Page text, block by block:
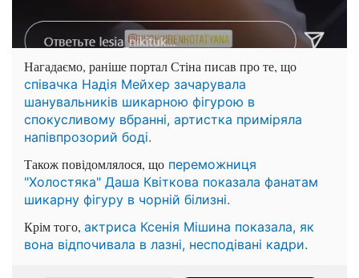
Нагадаємо, раніше портал Стіна писав про те, що
співачка Надія Мейхер зачарувала
шанувальників шикарною фігурою в
спокусливому вбранні, артистка приміряла
напівпрозорий боді.
Також повідомлялося, що переможниця
"Холостяка" Даша Квіткова показала фанатам
шикарну фігуру в чорній білизні.
Крім того, актриса Ксенія Мішина показала, як
вона відпочивала в лазні, несподівані кадри.